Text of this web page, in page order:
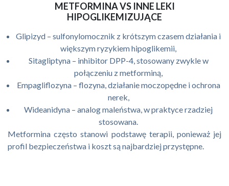
METFORMINA VS INNE LEKI
HIPOGLIKEMIZUJĄCE
Glipizyd – sulfonylomocznik z krótszym czasem działania i
większym ryzykiem hipoglikemii,
Sitagliptyna – inhibitor DPP-4, stosowany zwykle w
połączeniu z metforminą,
Empagliflozyna – flozyna, działanie moczopędne i ochrona
nerek,
Wideanidyna – analog maleństwa, w praktyce rzadziej
stosowana.
Metformina często stanowi podstawę terapii, ponieważ jej
profil bezpieczeństwa i koszt są najbardziej przystępne.